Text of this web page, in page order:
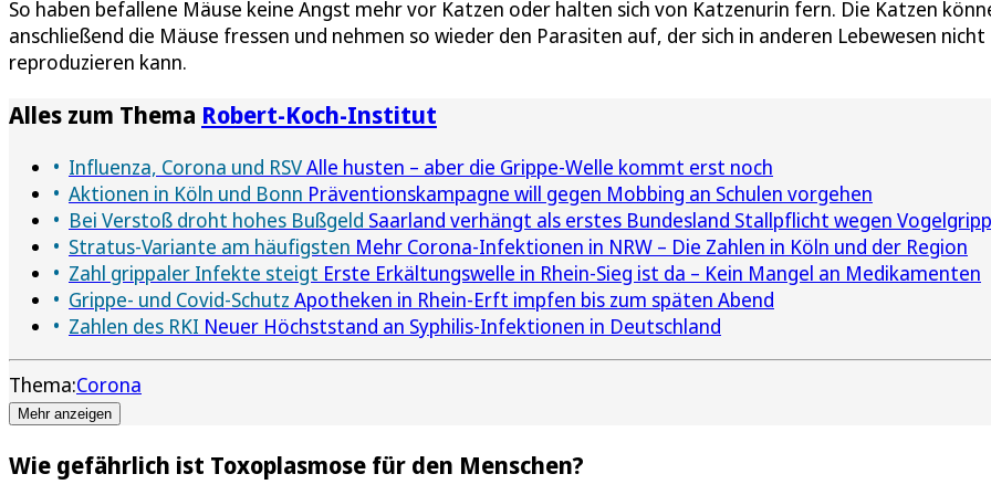
So haben befallene Mäuse keine Angst mehr vor Katzen oder halten sich von Katzenurin fern. Die Katzen
anschließend die Mäuse fressen und nehmen so wieder den Parasiten auf, der sich in anderen Lebewesen nicht
reproduzieren kann.
Alles zum Thema Robert-Koch-Institut
Influenza, Corona und RSVAlle husten – aber die Grippe-Welle kommt erst noch
Aktionen in Köln und Bonn Präventionskampagne will gegen Mobbing an Schulen vorgehen
Bei Verstoß droht hohes Bußgeld Saarland verhängt als erstes Bundesland Stallpflicht wegen
Stratus-Variante am häufigsten Mehr Corona-Infektionen in NRW – Die Zahlen in Köln und der Region
Zahl grippaler Infekte steigt Erste Erkältungswelle in Rhein-Sieg ist da – Kein Mangel an Medikamenten
Grippe- und Covid-Schutz Apotheken in Rhein-Erft impfen bis zum späten Abend
Zahlen des RKI Neuer Höchststand an Syphilis-Infektionen in Deutschland
Thema:Corona
Mehr anzeigen
Wie gefährlich ist Toxoplasmose für den Menschen?